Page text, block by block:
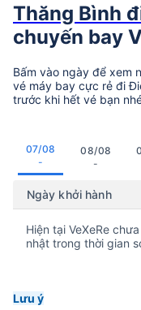
Thăng Bình
chuyến bay
Bấm vào ngày để xem
vé máy bay cực rẻ đi
trước khi hết vé bạn
07/08
-
08/08
-
Ngày khởi hành
Hiện tại VeXeRe
nhật trong thời gian
Lưu ý